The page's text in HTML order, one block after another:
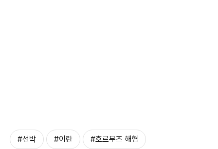
#선박 #이란 #호르무즈 해협